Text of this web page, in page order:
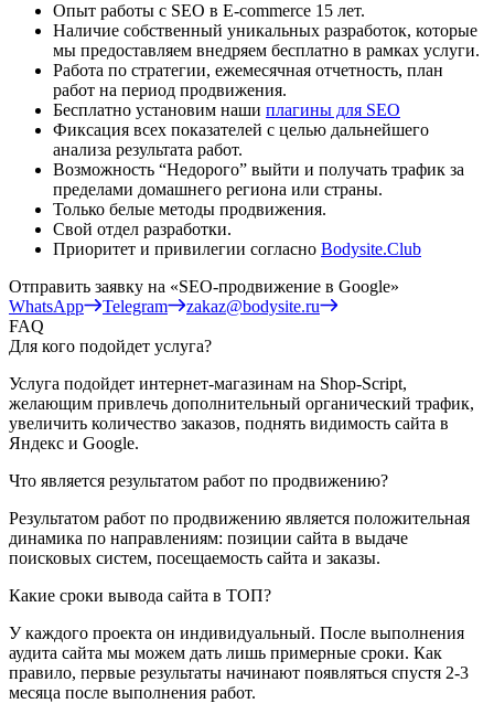
Опыт работы с SEO в E-commerce 15 лет.
Наличие собственный уникальных разработок, которые
мы предоставляем внедряем бесплатно в рамках услуги.
Работа по стратегии, ежемесячная отчетность, план
работ на период продвижения.
Бесплатно установим наши плагины для SEO
Фиксация всех показателей с целью дальнейшего
анализа результата работ.
Возможность “Недорого” выйти и получать трафик за
пределами домашнего региона или страны.
Только белые методы продвижения.
Свой отдел разработки.
Приоритет и привилегии согласно Bodysite.Club
Отправить заявку на «SEO-продвижение в Google»
WhatsApp
Telegram
zakaz@bodysite.ru
FAQ
Для кого подойдет услуга?
Услуга подойдет интернет-магазинам на Shop-Script,
желающим привлечь дополнительный органический трафик,
увеличить количество заказов, поднять видимость сайта в
Яндекс и Google.
Что является результатом работ по продвижению?
Результатом работ по продвижению является положительная
динамика по направлениям: позиции сайта в выдаче
поисковых систем, посещаемость сайта и заказы.
Какие сроки вывода сайта в ТОП?
У каждого проекта он индивидуальный. После выполнения
аудита сайта мы можем дать лишь примерные сроки. Как
правило, первые результаты начинают появляться спустя 2-3
месяца после выполнения работ.